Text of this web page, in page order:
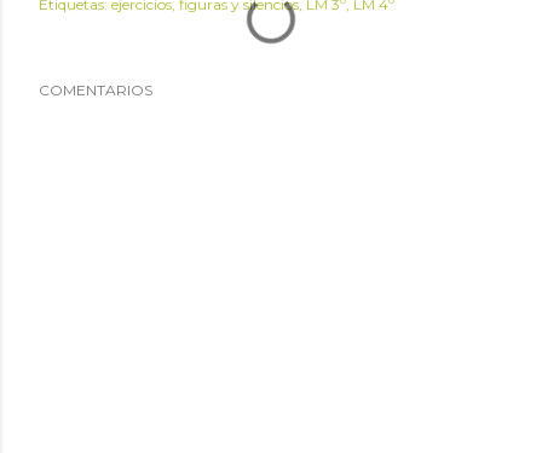
Etiquetas: ejercicios figuras y silencios LM 3º LM 4º
COMENTARIOS